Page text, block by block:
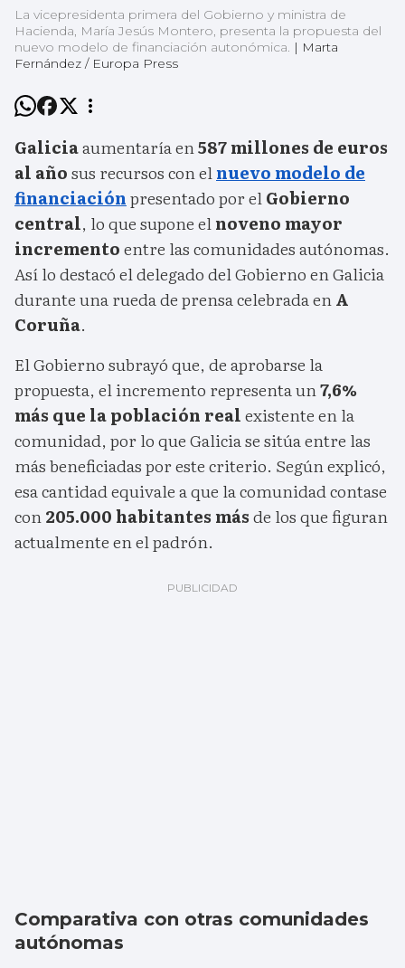
La vicepresidenta primera del Gobierno y ministra de
Hacienda, María Jesús Montero, presenta la propuesta del
nuevo modelo de financiación autonómica. | Marta
Fernández / Europa Press
Galiciaaumentaría en587 millones de euros
al añosus recursos con elnuevo modelo de
financiaciónpresentado por elGobierno
central, lo que supone elnoveno mayor
incrementoentre las comunidades autónomas.
Así lo destacó el delegado del Gobierno en Galicia
durante una rueda de prensa celebrada enA
Coruña.
El Gobierno subrayó que, de aprobarse la
propuesta, el incremento representa un7,6%
más que la población realexistente en la
comunidad, por lo que Galicia se sitúa entre las
más beneficiadas por este criterio. Según explicó,
esa cantidad equivale a que la comunidad contase
con205.000 habitantes másde los que figuran
actualmente en el padrón.
Comparativa con otras comunidades
autónomas